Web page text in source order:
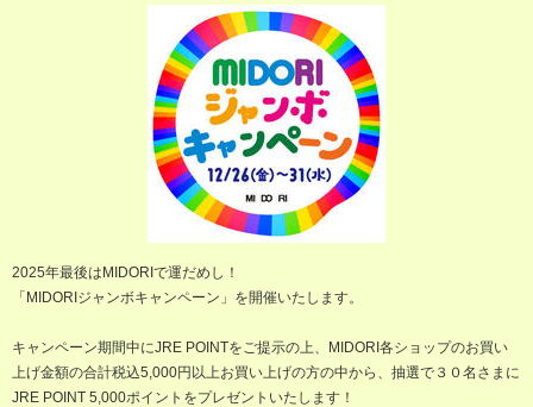
2025年最後はMIDORIで運だめし！
「MIDORIジャンボキャンペーン」を開催いたします。
キャンペーン期間中にJRE POINTをご提示の上、MIDORI各ショップのお買い
上げ金額の合計税込5,000円以上お買い上げの方の中から、抽選で３０名さまに
JRE POINT 5,000ポイントをプレゼントいたします！